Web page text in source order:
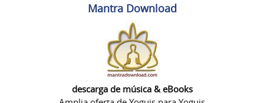
Mantra Download
descarga de música & eBooks